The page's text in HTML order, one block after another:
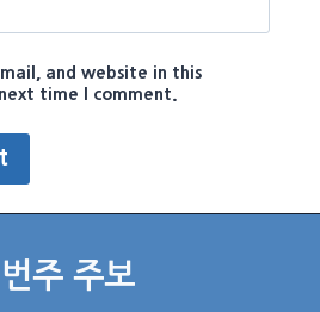
and website in this
time I comment.
주 주보